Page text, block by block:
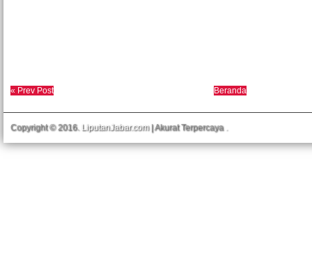
« Prev Post Beranda
Copyright © 2016. LiputanJabar.com| Akurat Terpercaya